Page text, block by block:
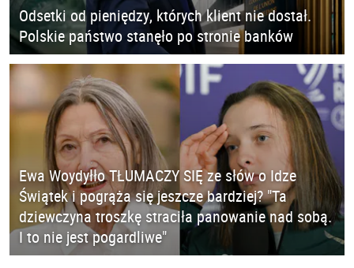
Odsetki od pieniędzy, których klient nie dostał.
Polskie państwo stanęło po stronie banków
Ewa Woydyłło TŁUMACZY SIĘ ze słów o Idze
Świątek i pogrąża się jeszcze bardziej? "Ta
dziewczyna troszkę straciła panowanie nad sobą.
I to nie jest pogardliwe"